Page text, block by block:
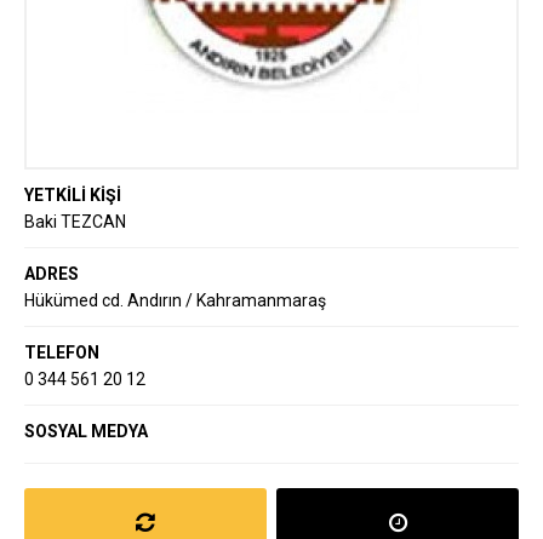
YETKİLİ KİŞİ
Baki TEZCAN
ADRES
Hükümed cd. Andırın / Kahramanmaraş
TELEFON
0 344 561 20 12
SOSYAL MEDYA